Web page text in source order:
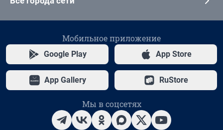
Мобильное приложение
Google Play App Store
App Gallery RuStore
Мы в соцсетях